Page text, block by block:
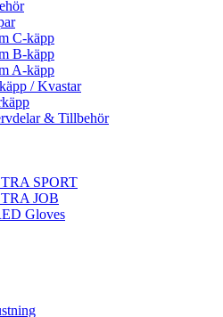
C-käpp
B-käpp
A-käpp
/ Kvastar
& Tillbehör
SPORT
JOB
Gloves